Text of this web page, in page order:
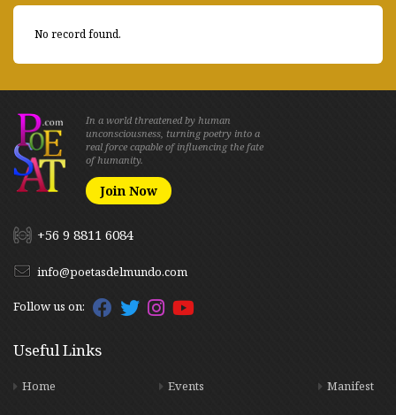
No record found.
In a world threatened by human
unconsciousness, turning poetry into a
real force capable of influencing the fate
of humanity.
Join Now
+56 9 8811 6084
info@poetasdelmundo.com
Follow us on:
Useful Links
Home Events Manifest